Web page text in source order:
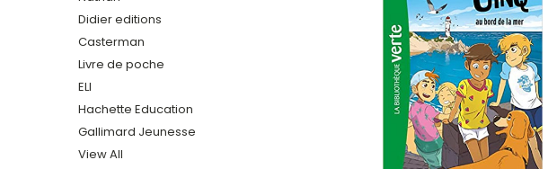
Didier editions
Casterman
Livre de poche
ELI
Hachette Education
Gallimard Jeunesse
View All